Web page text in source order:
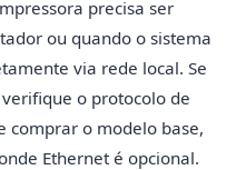
precisa ser
ou quando o sistema
via rede local. Se
verifique o protocolo de
comprar o modelo base,
Ethernet é opcional.